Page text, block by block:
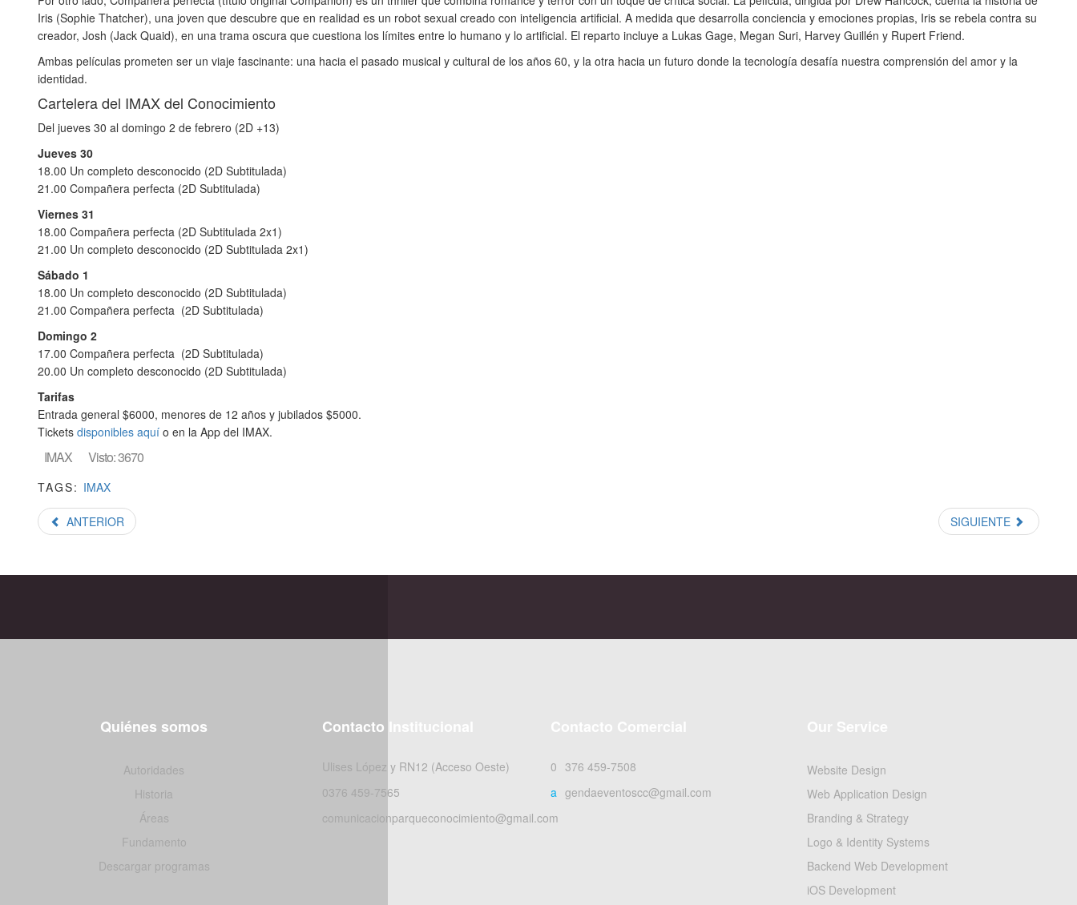
Iris (Sophie Thatcher), una joven que descubre que en realidad es un robot sexual creado con inteligencia artificial. A medida que desarrolla conciencia y emociones propias, Iris se rebela contra su
creador, Josh (Jack Quaid), en una trama oscura que cuestiona los límites entre lo humano y lo artificial. El reparto incluye a Lukas Gage, Megan Suri, Harvey Guillén y Rupert Friend.
Ambas películas prometen ser un viaje fascinante: una hacia el pasado musical y cultural de los años 60, y la otra hacia un futuro donde la tecnología desafía nuestra comprensión del amor y la
identidad.
Cartelera del IMAX del Conocimiento
Del jueves 30 al domingo 2 de febrero (2D +13)
Jueves 30
18.00 Un completo desconocido (2D Subtitulada)
21.00 Compañera perfecta (2D Subtitulada)
Viernes 31
18.00 Compañera perfecta (2D Subtitulada 2x1)
21.00 Un completo desconocido (2D Subtitulada 2x1)
Sábado 1
18.00 Un completo desconocido (2D Subtitulada)
21.00 Compañera perfecta (2D Subtitulada)
Domingo 2
17.00 Compañera perfecta (2D Subtitulada)
20.00 Un completo desconocido (2D Subtitulada)
Tarifas
Entrada general $6000, menores de 12 años y jubilados $5000.
Tickets disponibles aquí o en la App del IMAX.
IMAX Visto: 3670
TAGS: IMAX
ANTERIOR SIGUIENTE
Quiénes somos
Autoridades
Historia
Áreas
Fundamento
Descargar programas
Contacto Institucional
Ulises López y RN12 (Acceso Oeste)
0376 459-7565
comunicacionparqueconocimiento@gmail.com
0376 459-7508
agendaeventoscc@gmail.com
Website Design
Web Application Design
Branding & Strategy
Logo & Identity Systems
Backend Web Development
iOS Development